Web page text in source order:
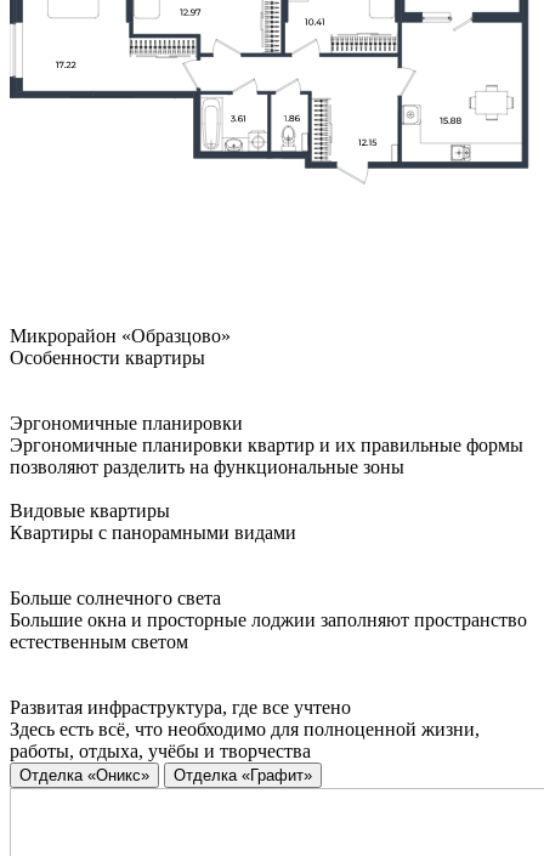
Микрорайон «Образцово»
Особенности квартиры
Эргономичные планировки
Эргономичные планировки квартир и их правильные формы
позволяют разделить на функциональные зоны
Видовые квартиры
Квартиры с панорамными видами
Больше солнечного света
Большие окна и просторные лоджии заполняют пространство
естественным светом
Развитая инфраструктура, где все учтено
Здесь есть всё, что необходимо для полноценной жизни,
работы, отдыха, учёбы и творчества
Отделка «Оникс» Отделка «Графит»